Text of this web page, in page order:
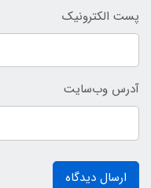
پست الکترونیک
آدرس وب‌سایت
ارسال دیدگاه